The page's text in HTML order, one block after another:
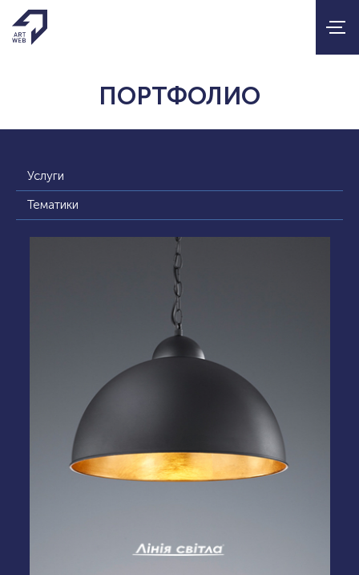
ПОРТФОЛИО
Услуги
Тематики